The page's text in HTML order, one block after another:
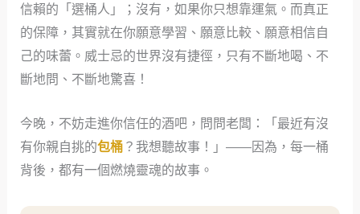
信賴的「選桶人」；沒有，如果你只想靠運氣。而真正
的保障，其實就在你願意學習、願意比較、願意相信自
己的味蕾。威士忌的世界沒有捷徑，只有不斷地喝、不
斷地問、不斷地驚喜！
今晚，不妨走進你信任的酒吧，問問老闆：「最近有沒
有你親自挑的包桶？我想聽故事！」——因為，每一桶
背後，都有一個燃燒靈魂的故事。